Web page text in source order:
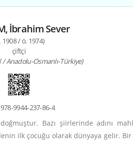
İbrahim Sever
1908 / ö. 1974)
çiftçi
/ Anadolu-Osmanlı-Türkiye)
9944-237-86-4
Bazı şiirlerinde adını
ilk çocuğu olarak dünyaya gelir.